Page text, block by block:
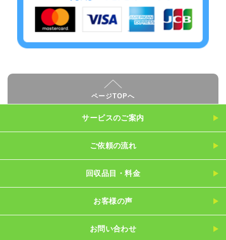
ページTOPへ
サービスのご案内
ご依頼の流れ
回収品目・料金
お客様の声
お問い合わせ